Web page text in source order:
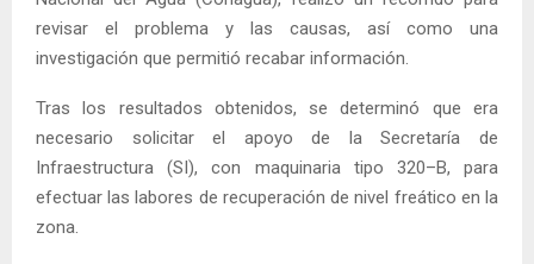
revisar el problema y las causas, así como una
investigación que permitió recabar información.
Tras los resultados obtenidos, se determinó que era
necesario solicitar el apoyo de la Secretaría de
Infraestructura (SI), con maquinaria tipo 320–B, para
efectuar las labores de recuperación de nivel freático en la
zona.